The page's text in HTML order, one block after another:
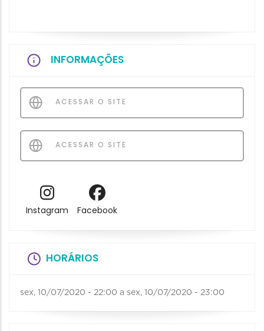
INFORMAÇÕES
ACESSAR O SITE
ACESSAR O SITE
Instagram Facebook
HORÁRIOS
sex, 10/07/2020 - 22:00 a sex, 10/07/2020 - 23:00